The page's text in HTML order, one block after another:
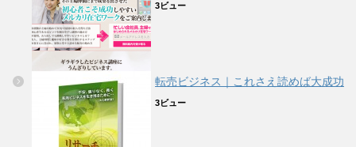
3ビュー
転売ビジネス｜これさえ読めば大成功
3ビュー